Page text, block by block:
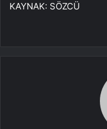
KAYNAK: SÖZCÜ